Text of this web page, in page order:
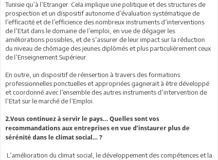
Tunisie qu’à l’Etranger. Cela implique une politique et des structures de
prospection et un dispositif autonome d’évaluation systématique de
l’efficacité et de l’efficience des nombreux instruments d’interventions
de l’Etat dans le domaine de l’emploi, en vue de dégager les
améliorations possibles, et de s’assurer de leur impact sur la réduction
du niveau de chômage des jeunes diplômés et plus particulièrement ceux
de l’Enseignement Supérieur.
En outre, un dispositif de réinsertion à travers des formations
professionnelles ponctuelles et appropriées gagnerait à être développé
et coordonné avec l’ensemble des autres instruments d’intervention de
l’Etat sur le marché de l’Emploi.
2.Vous continuez à servir le pays… Quelles sont vos
recommandations aux entreprises en vue d’instaurer plus de
sérénité dans le climat social… ?
L’amélioration du climat social, le développement des compétences et la